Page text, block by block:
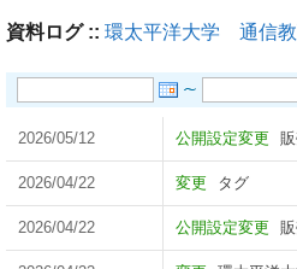
資料ログ :: 環太平洋大学 通信
2026/05/12 公開設定変更
2026/04/22 変更 タグ
2026/04/22 公開設定変更